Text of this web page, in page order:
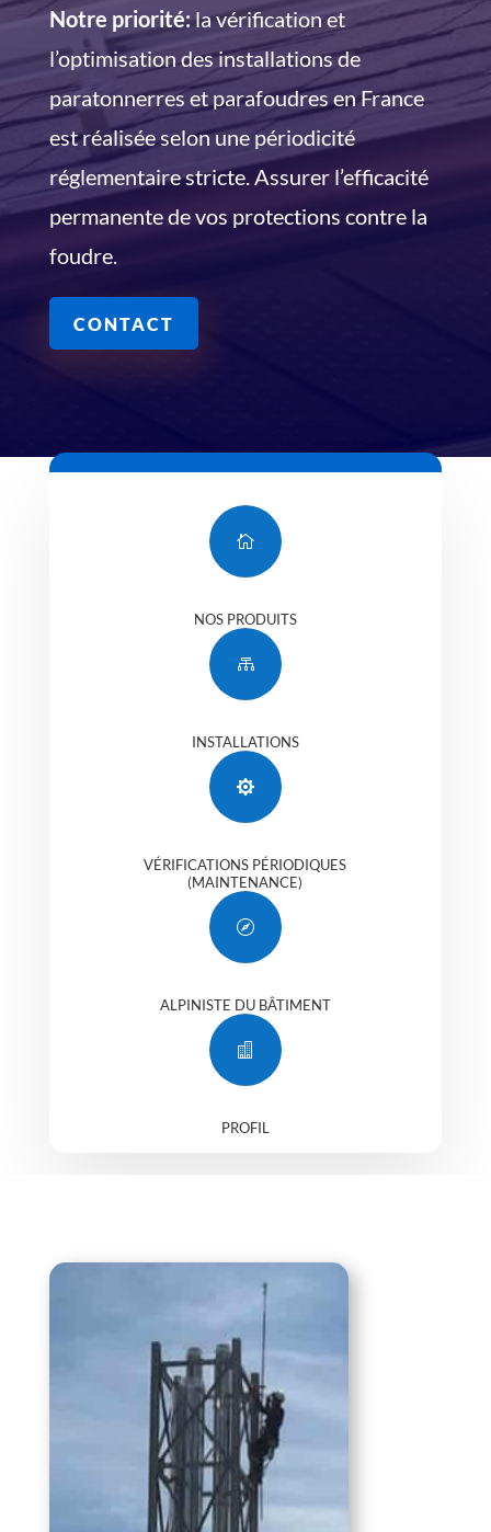
Notre priorité:la vérification et
l’optimisation des installations de
paratonnerres et parafoudres en France
est réalisée selon une périodicité
réglementaire stricte. Assurer l’efficacité
permanente de vos protections contre la
foudre.
CONTACT

NOS PRODUITS

INSTALLATIONS

VÉRIFICATIONS PÉRIODIQUES
(MAINTENANCE)

ALPINISTE DU BÂTIMENT

PROFIL